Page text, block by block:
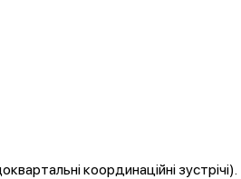
координаційні зустрічі).